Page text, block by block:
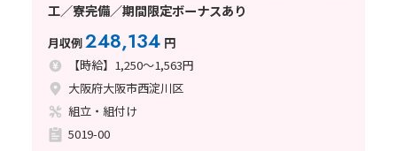
工／寮完備／期間限定ボーナスあり
月収例248,134 円
【時給】1,250～1,563円
大阪府大阪市西淀川区
組立・組付け
5019-00